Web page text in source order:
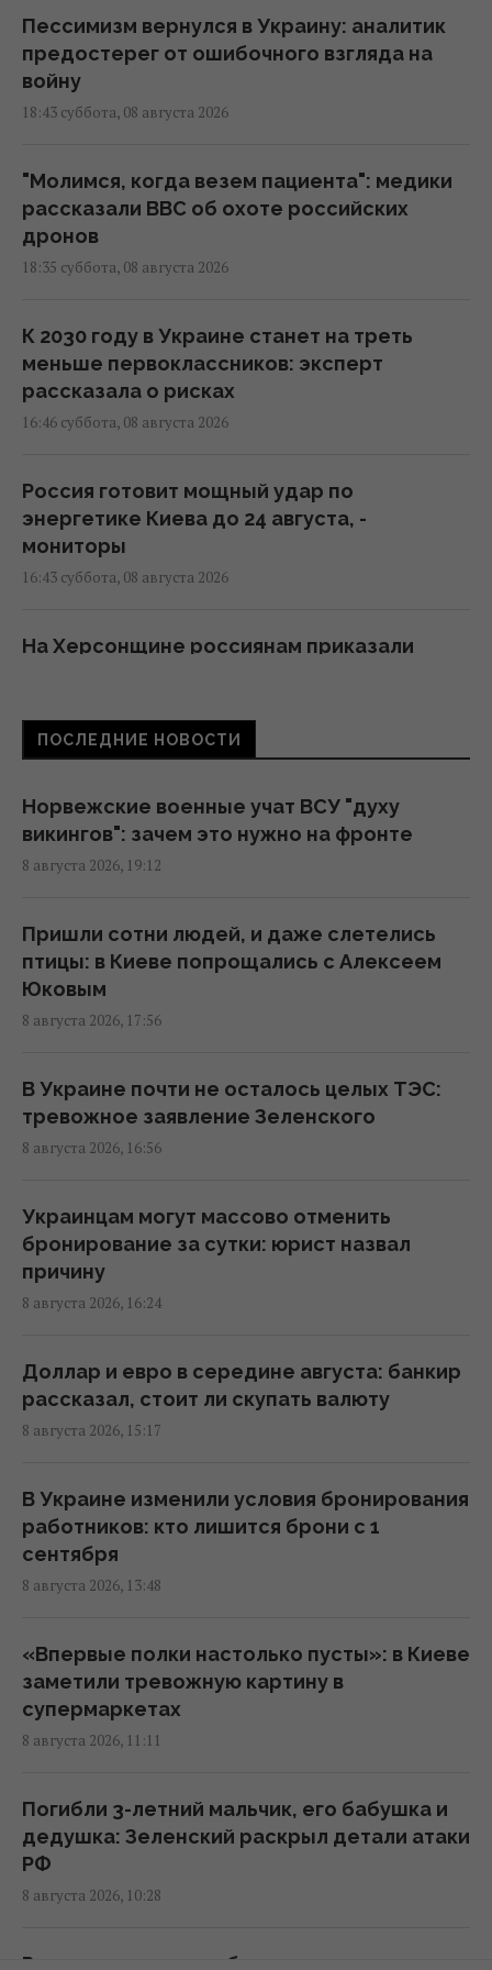
Пессимизм вернулся в Украину: аналитик
предостерег от ошибочного взгляда на
войну
18:43 суббота, 08 августа 2026
"Молимся, когда везем пациента": медики
рассказали BBC об охоте российских
дронов
18:35 суббота, 08 августа 2026
К 2030 году в Украине станет на треть
меньше первоклассников: эксперт
рассказала о рисках
16:46 суббота, 08 августа 2026
Россия готовит мощный удар по
энергетике Киева до 24 августа, -
мониторы
16:43 суббота, 08 августа 2026
На Херсонщине россиянам приказали
16:09 суббота, 08 августа 2026
Украина должна уничтожать пусковые и
производство ракет: эксперт сказал, что
для этого нужно
Зеленский: Украинская оборонка может
удвоить объемы производства, но есть
условие
Избрание судей МУС: что случилось с
кандидатом от Украины
Россия уничтожает украинское сельское
хозяйство и саму природу Украины, –
Forbes
Вучич заявил, что не видит путей для
скорейшего завершения войны в Украине
В Кировоградской области разбился
боевой вертолет: что известно
12:17 суббота, 08 августа 2026
Украина согласилась не нападать на
нероссийские танкеры с нефтью в Черном
море, - Bloomberg
11:24 суббота, 08 августа 2026
В России загорелись сразу два крупных
НПЗ после атаки украинских дронов
10:55 суббота, 08 августа 2026
Воздушные силы раскрыли детали ночной
ПОСЛЕДНИЕ НОВОСТИ
Норвежские военные учат ВСУ "духу
викингов": зачем это нужно на фронте
8 августа 2026, 19:12
Пришли сотни людей, и даже слетелись
птицы: в Киеве попрощались с Алексеем
Юковым
8 августа 2026, 17:56
В Украине почти не осталось целых ТЭС:
тревожное заявление Зеленского
8 августа 2026, 16:56
Украинцам могут массово отменить
бронирование за сутки: юрист назвал
причину
8 августа 2026, 16:24
Доллар и евро в середине августа: банкир
рассказал, стоит ли скупать валюту
8 августа 2026, 15:17
В Украине изменили условия бронирования
работников: кто лишится брони с 1
сентября
8 августа 2026, 13:48
«Впервые полки настолько пусты»: в Киеве
заметили тревожную картину в
супермаркетах
8 августа 2026, 11:11
Погибли 3-летний мальчик, его бабушка и
дедушка: Зеленский раскрыл детали атаки
РФ
8 августа 2026, 10:28
Россияне цинично обстреляли поезд